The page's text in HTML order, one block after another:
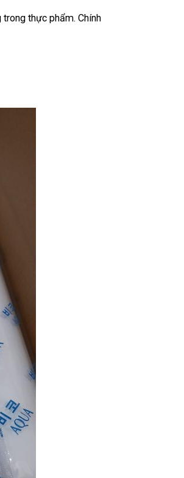
thực phẩm. Chính